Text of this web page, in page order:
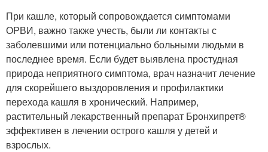
При кашле, который сопровождается симптомами
ОРВИ, важно также учесть, были ли контакты с
заболевшими или потенциально больными людьми в
последнее время. Если будет выявлена простудная
природа неприятного симптома, врач назначит лечение
для скорейшего выздоровления и профилактики
перехода кашля в хронический. Например,
растительный лекарственный препарат Бронхипрет®
эффективен в лечении острого кашля у детей и
взрослых.